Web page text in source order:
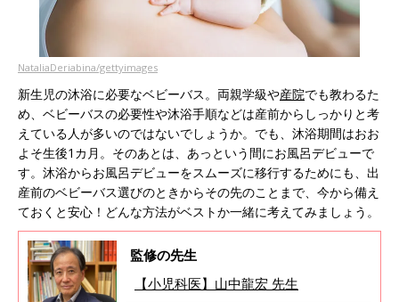
NataliaDeriabina/gettyimages
新生児の沐浴に必要なベビーバス。両親学級や産院でも教わるた
め、ベビーバスの必要性や沐浴手順などは産前からしっかりと考
えている人が多いのではないでしょうか。でも、沐浴期間はおお
よそ生後1カ月。そのあとは、あっという間にお風呂デビューで
す。沐浴からお風呂デビューをスムーズに移行するためにも、出
産前のベビーバス選びのときからその先のことまで、今から備え
ておくと安心！どんな方法がベストか一緒に考えてみましょう。
監修の先生
【小児科医】山中龍宏 先生